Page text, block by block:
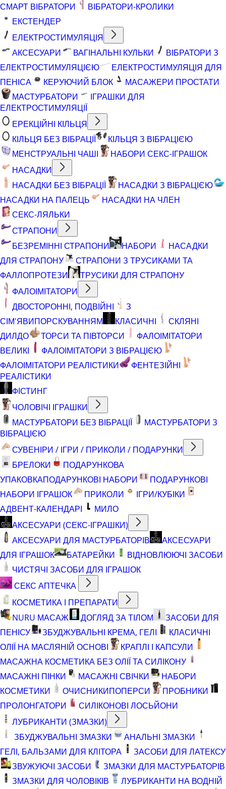
СМАРТ ВІБРАТОРИ
ВІБРАТОРИ-КРОЛИКИ
ЕКСТЕНДЕР
ЕЛЕКТРОСТИМУЛЯЦІЯ
АКСЕСУАРИ
ВАГІНАЛЬНІ КУЛЬКИ
ВІБРАТОРИ З
ЕЛЕКТРОСТИМУЛЯЦІЄЮ
ЕЛЕКТРОСТИМУЛЯЦІЯ ДЛЯ
ПЕНІСА
КЕРУЮЧИЙ БЛОК
МАСАЖЕРИ ПРОСТАТИ
МАСТУРБАТОРИ
ІГРАШКИ ДЛЯ
ЕЛЕКТРОСТИМУЛЯЦІЇ
ЕРЕКЦІЙНІ КІЛЬЦЯ
КІЛЬЦЯ БЕЗ ВІБРАЦІЇ
КІЛЬЦЯ З ВІБРАЦІЄЮ
МЕНСТРУАЛЬНІ ЧАШІ
НАБОРИ СЕКС-ІГРАШОК
НАСАДКИ
НАСАДКИ БЕЗ ВІБРАЦІЇ
НАСАДКИ З ВІБРАЦІЄЮ
НАСАДКИ НА ПАЛЕЦЬ
НАСАДКИ НА ЧЛЕН
СЕКС-ЛЯЛЬКИ
СТРАПОНИ
БЕЗРЕМІННІ СТРАПОНИ
НАБОРИ
НАСАДКИ
ДЛЯ СТРАПОНУ
СТРАПОНИ З ТРУСИКАМИ ТА
ФАЛЛОПРОТЕЗИ
ТРУСИКИ ДЛЯ СТРАПОНУ
ФАЛОІМІТАТОРИ
ДВОСТОРОННІ, ПОДВІЙНІ
З
СІМ'ЯВИПОРСКУВАННЯМ
КЛАСИЧНІ
СКЛЯНІ
ДИЛДО
ТОРСИ ТА ПІВТОРСИ
ФАЛОІМІТАТОРИ
ВЕЛИКІ
ФАЛОІМІТАТОРИ З ВІБРАЦІЄЮ
ФАЛОІМІТАТОРИ РЕАЛІСТИКИ
ФЕНТЕЗІЙНІ
РЕАЛІСТИКИ
ФІСТИНГ
ЧОЛОВІЧІ ІГРАШКИ
МАСТУРБАТОРИ БЕЗ ВІБРАЦІЇ
МАСТУРБАТОРИ З
ВІБРАЦІЄЮ
СУВЕНІРИ / ІГРИ / ПРИКОЛИ / ПОДАРУНКИ
БРЕЛОКИ
ПОДАРУНКОВА
УПАКОВКАПОДАРУНКОВІ НАБОРИ
ПОДАРУНКОВІ
НАБОРИ ІГРАШОК
ПРИКОЛИ
ІГРИ/КУБІКИ
АДВЕНТ-КАЛЕНДАРІ
МИЛО
АКСЕСУАРИ (СЕКС-ІГРАШКИ)
АКСЕСУАРИ ДЛЯ МАСТУРБАТОРІВ
АКСЕСУАРИ
ДЛЯ ІГРАШОК
БАТАРЕЙКИ
ВІДНОВЛЮЮЧІ ЗАСОБИ
ЧИСТЯЧІ ЗАСОБИ ДЛЯ ІГРАШОК
СЕКС АПТЕЧКА
КОСМЕТИКА І ПРЕПАРАТИ
NURU МАСАЖ
ДОГЛЯД ЗА ТІЛОМ
ЗАСОБИ ДЛЯ
ПЕНІСУ
ЗБУДЖУВАЛЬНІ КРЕМА, ГЕЛІ
КЛАСИЧНІ
ОЛІЇ НА МАСЛЯНІЙ ОСНОВІ
КРАПЛІ І КАПСУЛИ
МАСАЖНА КОСМЕТИКА БЕЗ ОЛІЇ ТА СИЛІКОНУ
МАСАЖНІ ПІНКИ
МАСАЖНІ СВІЧКИ
НАБОРИ
КОСМЕТИКИ
ОЧИСНИКИПОПЕРСИ
ПРОБНИКИ
ПРОЛОНГАТОРИ
СИЛІКОНОВІ ЛОСЬЙОНИ
ЛУБРИКАНТИ (ЗМАЗКИ)
ЗБУДЖУВАЛЬНІ ЗМАЗКИ
АНАЛЬНІ ЗМАЗКИ
ГЕЛІ, БАЛЬЗАМИ ДЛЯ КЛІТОРА
ЗАСОБИ ДЛЯ ЛАТЕКСУ
ЗВУЖУЮЧІ ЗАСОБИ
ЗМАЗКИ ДЛЯ МАСТУРБАТОРІВ
ЗМАЗКИ ДЛЯ ЧОЛОВІКІВ
ЛУБРИКАНТИ НА ВОДНІЙ